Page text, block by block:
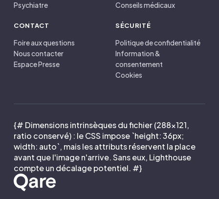
Psychiatre
Conseils médicaux
CONTACT
Foire aux questions
Nous contacter
Espace Presse
SÉCURITÉ
Politique de confidentialité
Information &
consentement
Cookies
{# Dimensions intrinsèques du fichier (288×121,
ratio conservé) : le CSS impose `height: 36px;
width: auto`, mais les attributs réservent la place
avant que l'image n'arrive. Sans eux, Lighthouse
compte un décalage potentiel. #}